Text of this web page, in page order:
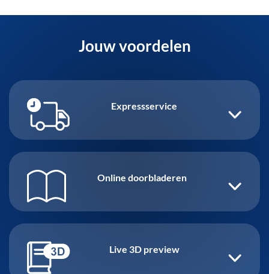
Jouw voordelen
Expressservice
Online doorbladeren
Live 3D preview